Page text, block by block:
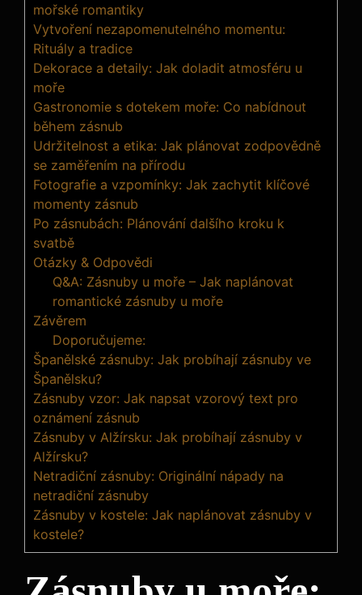
mořské romantiky
Vytvoření nezapomenutelného momentu:
Rituály a tradice
Dekorace a detaily: Jak doladit atmosféru u
moře
Gastronomie s dotekem moře: Co nabídnout
během zásnub
Udržitelnost a etika: Jak plánovat zodpovědně
se zaměřením na přírodu
Fotografie a vzpomínky: Jak zachytit klíčové
momenty zásnub
Po zásnubách: Plánování dalšího kroku k
svatbě
Otázky & Odpovědi
Q&A: Zásnuby u moře – Jak naplánovat
romantické zásnuby u moře
Závěrem
Doporučujeme:
Španělské zásnuby: Jak probíhají zásnuby ve
Španělsku?
Zásnuby vzor: Jak napsat vzorový text pro
oznámení zásnub
Zásnuby v Alžírsku: Jak probíhají zásnuby v
Alžírsku?
Netradiční zásnuby: Originální nápady na
netradiční zásnuby
Zásnuby v kostele: Jak naplánovat zásnuby v
kostele?